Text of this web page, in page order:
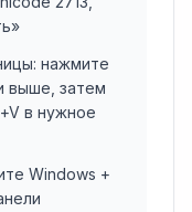
нажмите
выше, затем
в нужное
Windows +